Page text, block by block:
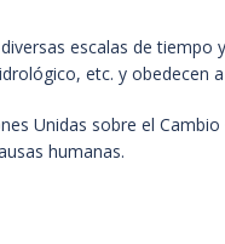
escalas de
etc. y obedecen
Unidas sobre el
humanas.